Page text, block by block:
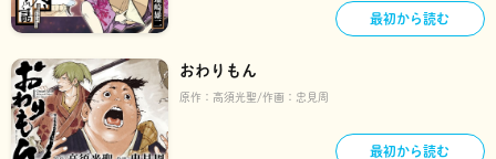
最初から読む
おわりもん
原作： 高須光聖 作画： 忠見周
最初から読む